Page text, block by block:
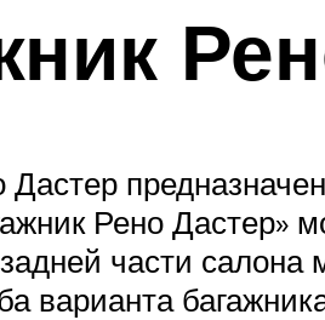
Дастер
Рено Дастер»
части
варианта